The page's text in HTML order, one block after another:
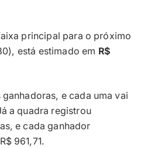
principal para o próximo
está estimado em R$
e cada uma vai
a quadra registrou
e cada ganhador
961,71.